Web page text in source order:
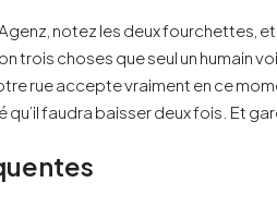
notez les deux fourchettes,
trois choses que seul un humain
rue accepte vraiment en ce
qu’il faudra baisser deux fois. Et